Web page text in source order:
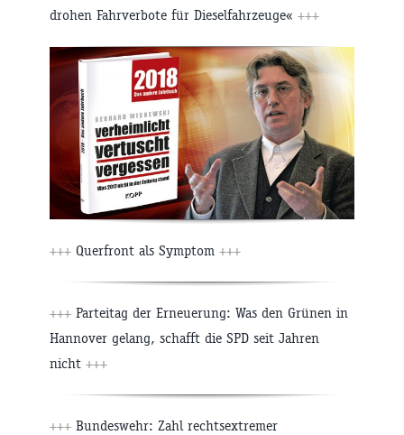
drohen Fahrverbote für Dieselfahrzeuge« +++
+++ Querfront als Symptom +++
+++ Parteitag der Erneuerung: Was den Grünen in
Hannover gelang, schafft die SPD seit Jahren
nicht +++
+++ Bundeswehr: Zahl rechtsextremer